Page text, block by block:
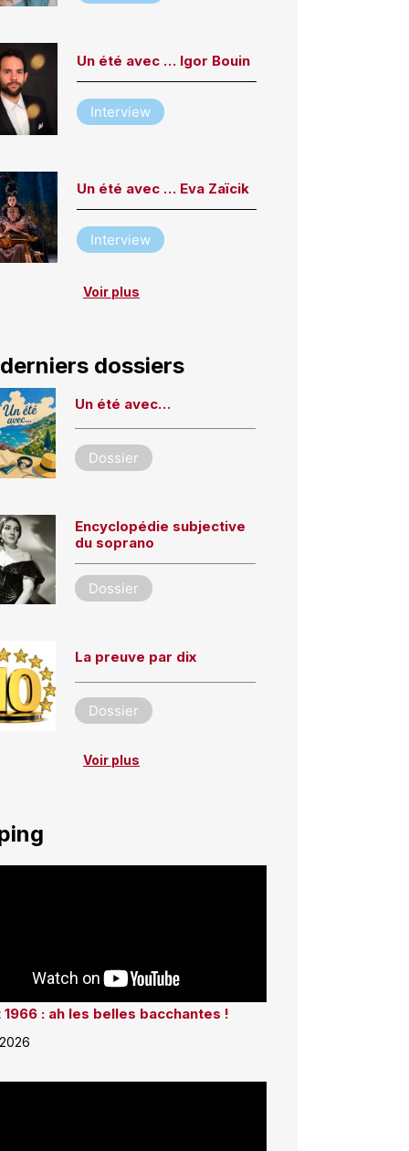
Un été avec … Igor Bouin
Interview
Un été avec … Eva Zaïcik
Interview
Voir plus
dossiers
Un été avec…
Dossier
Encyclopédie subjective
du soprano
Dossier
La preuve par dix
Dossier
Voir plus
1966 : ah les belles bacchantes !